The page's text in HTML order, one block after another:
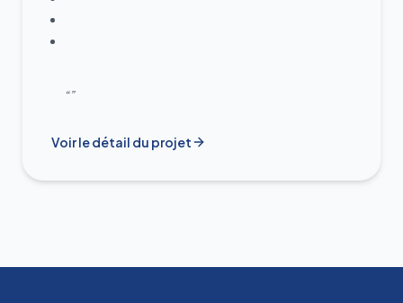
“”
Voir le détail du projet